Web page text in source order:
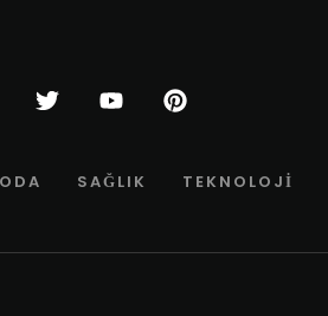
SAĞLIK TEKNOLOJI